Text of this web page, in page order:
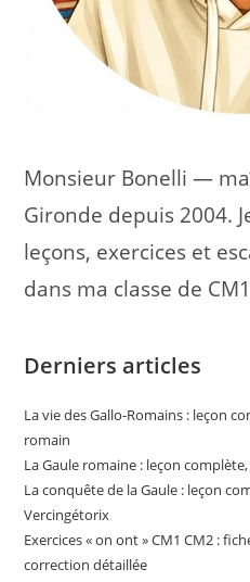
Monsieur Bonelli —
Gironde depuis 2004.
leçons, exercices et
dans ma classe de
Derniers articles
La vie des Gallo-Romains : leçon
romain
La Gaule romaine : leçon
La conquête de la Gaule : leçon
Vercingétorix
Exercices « on ont » CM1 CM2 :
correction détaillée